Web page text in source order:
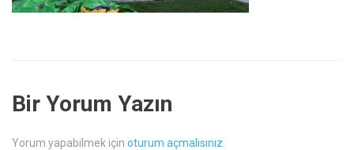
Bir Yorum Yazın
Yorum yapabilmek için oturum açmalısınız